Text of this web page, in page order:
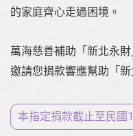
的家庭齊心走過困境。
萬海慈善補助「新北永
邀請您捐款響應幫助「
本指定捐款截止至⺠國